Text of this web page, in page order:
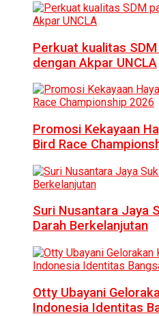
Perkuat kualitas
dengan Akpar UNCLA
Promosi Kekayaan
Bird Race
Suri Nusantara Jaya
Darah Berkelanjutan
Otty Ubayani
Indonesia Identitas